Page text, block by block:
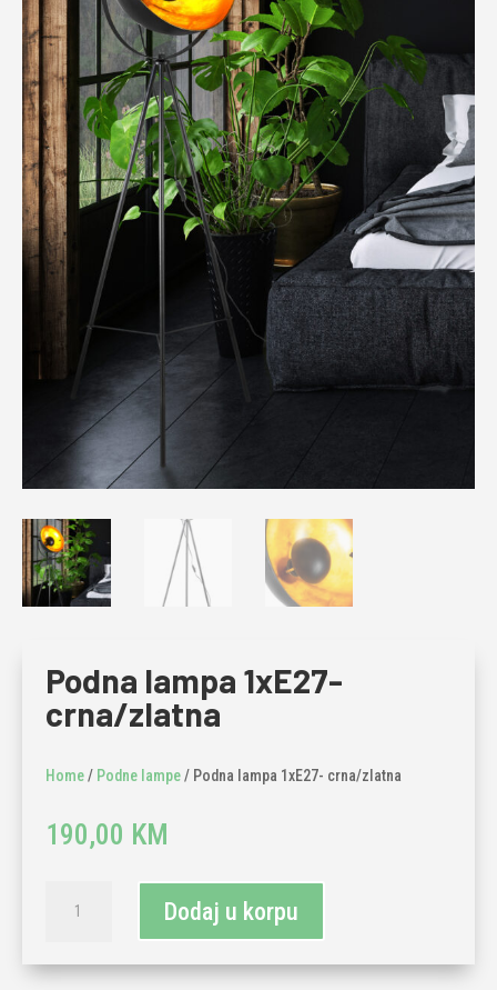
Podna lampa 1xE27-
crna/zlatna
Home/ Podne lampe/ Podna lampa 1xE27- crna/zlatna
190,00 KM
lampa
crna/zlatna
Dodaj u korpu